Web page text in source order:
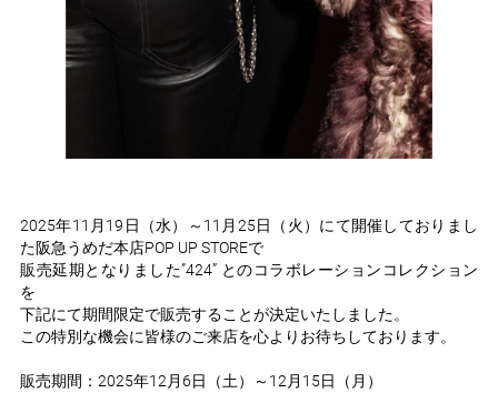
2025年11月19日（水）～11月25日（火）にて開催しておりまし
た阪急うめだ本店POP UP STOREで
販売延期となりました”424” とのコラボレーションコレクション
を
下記にて期間限定で販売することが決定いたしました。
この特別な機会に皆様のご来店を心よりお待ちしております。
販売期間：2025年12月6日（土）～12月15日（月）